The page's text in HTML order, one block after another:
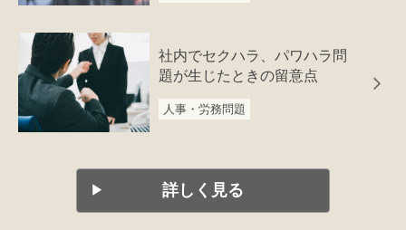
社内でセクハラ、パワハラ問
題が生じたときの留意点
人事・労務問題
詳しく見る